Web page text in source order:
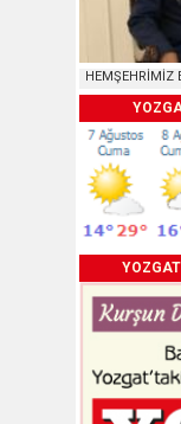
HEMŞEHRİMİZ